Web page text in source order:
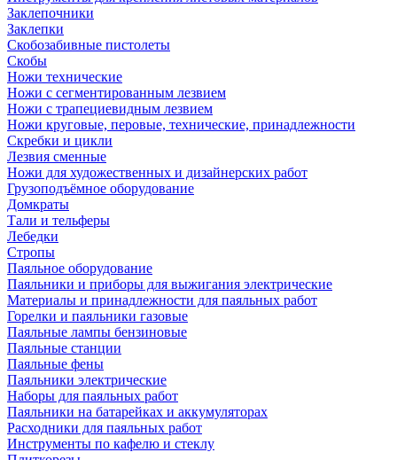
Заклепочники
Заклепки
Скобозабивные пистолеты
Скобы
Ножи технические
Ножи с сегментированным лезвием
Ножи с трапециевидным лезвием
Ножи круговые, перовые, технические, принадлежности
Скребки и цикли
Лезвия сменные
Ножи для художественных и дизайнерских работ
Грузоподъёмное оборудование
Домкраты
Тали и тельферы
Лебедки
Стропы
Паяльное оборудование
Паяльники и приборы для выжигания электрические
Материалы и принадлежности для паяльных работ
Горелки и паяльники газовые
Паяльные лампы бензиновые
Паяльные станции
Паяльные фены
Паяльники электрические
Наборы для паяльных работ
Паяльники на батарейках и аккумуляторах
Расходники для паяльных работ
Инструменты по кафелю и стеклу